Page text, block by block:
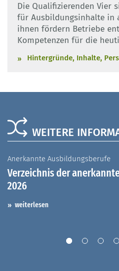
Die Qualifizierenden Vier
für Ausbildungsinhalte in
ihnen fördern Betriebe
Kompetenzen für die
Hintergründe, Inhalte,
WEITERE
Anerkannte Ausbildungsberufe
Verzeichnis der
2026
weiterlesen